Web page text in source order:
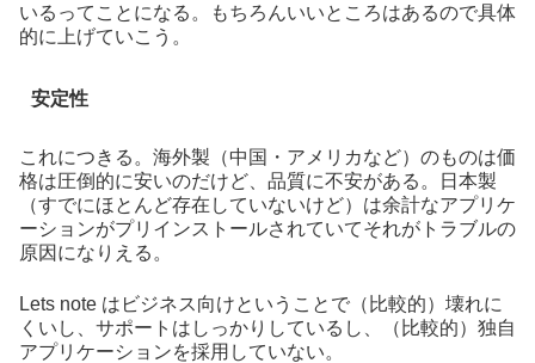
いるってことになる。もちろんいいところはあるので具体
的に上げていこう。
安定性
これにつきる。海外製（中国・アメリカなど）のものは価
格は圧倒的に安いのだけど、品質に不安がある。日本製
（すでにほとんど存在していないけど）は余計なアプリケ
ーションがプリインストールされていてそれがトラブルの
原因になりえる。
Lets note はビジネス向けということで（比較的）壊れに
くいし、サポートはしっかりしているし、（比較的）独自
アプリケーションを採用していない。